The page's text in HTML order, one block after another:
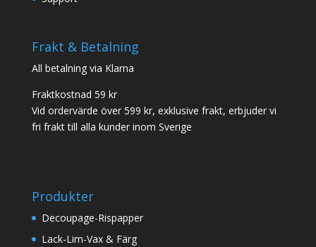
Frakt & Betalning
All betalning via Klarna
Fraktkostnad 59 kr
Vid ordervärde över 599 kr, exklusive frakt, erbjuder vi
fri frakt till alla kunder inom Sverige
Produkter
Decoupage-Rispapper
Lack-Lim-Vax & Färg